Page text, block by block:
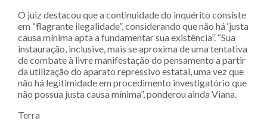
O juiz destacou que a continuidade do inquérito consiste
em “flagrante ilegalidade”, considerando que não há ‘justa
causa mínima apta a fundamentar sua existência”. “Sua
instauração, inclusive, mais se aproxima de uma tentativa
de combate à livre manifestação do pensamento a partir
da utilização do aparato repressivo estatal, uma vez que
não há legitimidade em procedimento investigatório que
não possua justa causa mínima”, ponderou ainda Viana.
Terra